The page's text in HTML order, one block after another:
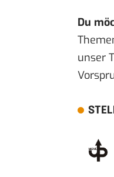
Du
unser